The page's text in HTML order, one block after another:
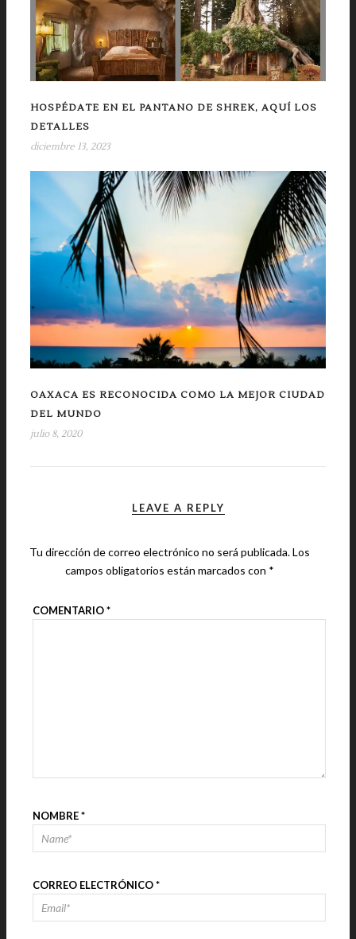
HOSPÉDATE EN EL PANTANO DE SHREK, AQUÍ LOS
DETALLES
diciembre 13, 2023
OAXACA ES RECONOCIDA COMO LA MEJOR CIUDAD
DEL MUNDO
julio 8, 2020
LEAVE A REPLY
Tu dirección de correo electrónico no será publicada.Los
campos obligatorios están marcados con *
COMENTARIO*
NOMBRE*
CORREO ELECTRÓNICO*